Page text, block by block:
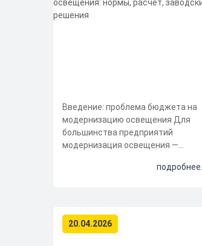
Введение: проблема бюджета на
модернизацию освещения Для
большинства предприятий
модернизация освещения —
подробнее...
20.04.2026